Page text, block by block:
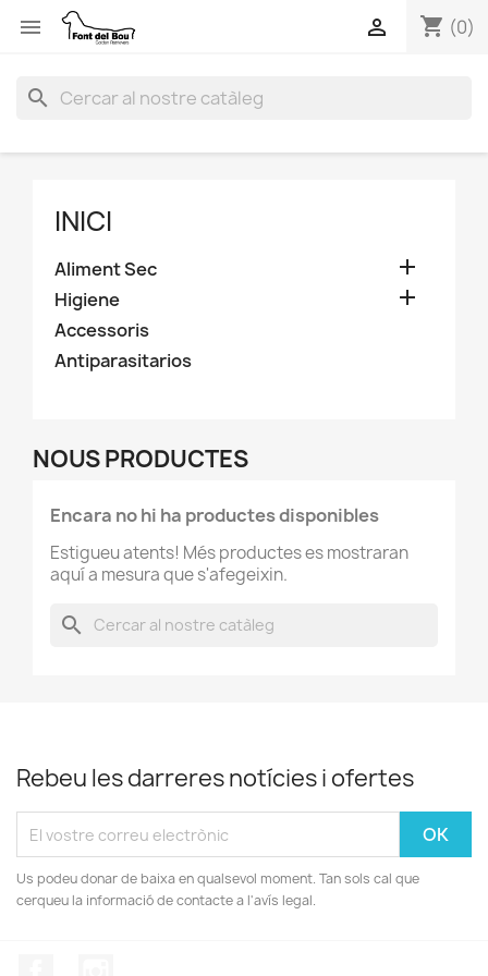
 shopping_cart (0)

search
INICI
Aliment Sec 
Higiene 
Accessoris
Antiparasitarios
NOUS PRODUCTES
Encara no hi ha productes disponibles
Estigueu atents! Més productes es mostraran
aquí a mesura que s'afegeixin.
search
Rebeu les darreres notícies i ofertes
Us podeu donar de baixa en qualsevol moment. Tan sols cal que
cerqueu la informació de contacte a l'avís legal.